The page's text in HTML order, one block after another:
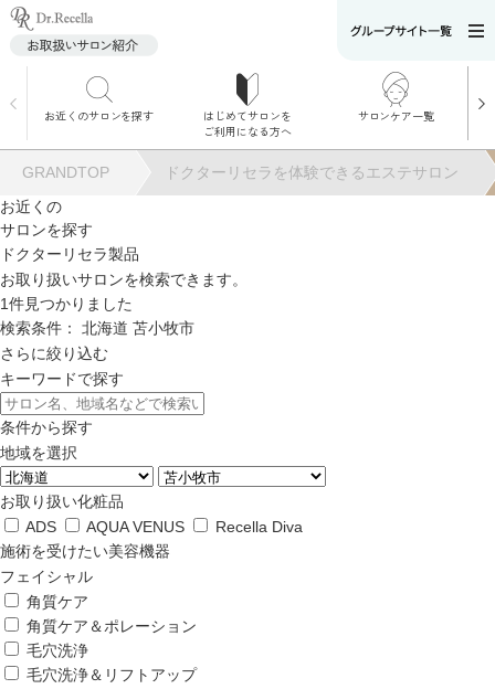
お近くのサロンを探す
はじめてサロンを
ご利用になる方へ
サロンケア一覧
ュー
施術別で探す
お悩み別で探す
GRANDTOP
ドクターリセラを体験できるエステサロン
お近くの
サロンを探す
ドクターリセラ製品
お取り扱いサロンを検索できます。
1件見つかりました
検索条件：
北海道 苫小牧市
さらに絞り込む
キーワードで探す
条件から探す
地域を選択
お取り扱い化粧品
ADS
AQUA VENUS
Recella Diva
施術を受けたい美容機器
フェイシャル
角質ケア
角質ケア＆ポレーション
毛穴洗浄
毛穴洗浄＆リフトアップ